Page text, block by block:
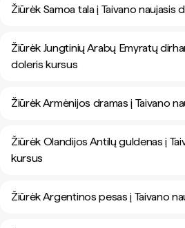
Žiūrėk Samoa tala į Taivano naujasis
Žiūrėk Jungtinių Arabų Emyratų
doleris kursus
Žiūrėk Armėnijos dramas į Taivano
Žiūrėk Olandijos Antilų guldenas į
kursus
Žiūrėk Argentinos pesas į Taivano